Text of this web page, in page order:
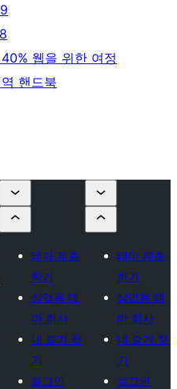
웹을 위한 여정
핸드북
테마 제출
하기
상업용 테
마 회사
내 즐겨 찾
기
로그인
테마 제출
하기
상업용 테
마 회사
내 즐겨 찾
기
로그인